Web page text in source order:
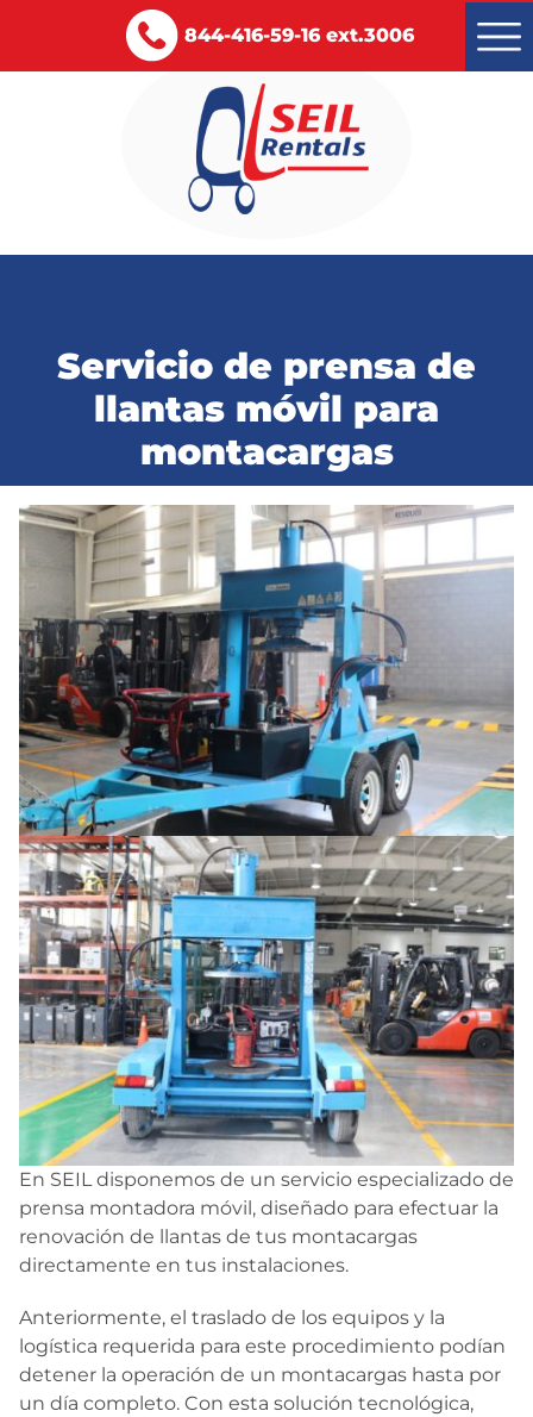
844-416-59-16 ext.3006
Certificaciones
Blog
Servicio de prensa de
llantas móvil para
montacargas
En SEIL disponemos de un servicio especializado de
prensa montadora móvil, diseñado para efectuar la
renovación de llantas de tus montacargas
directamente en tus instalaciones.
Anteriormente, el traslado de los equipos y la
logística requerida para este procedimiento podían
detener la operación de un montacargas hasta por
un día completo. Con esta solución tecnológica,